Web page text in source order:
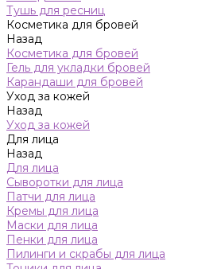
Тушь для ресниц
Косметика для бровей
Назад
Косметика для бровей
Гель для укладки бровей
Карандаши для бровей
Уход за кожей
Назад
Уход за кожей
Для лица
Назад
Для лица
Сыворотки для лица
Патчи для лица
Кремы для лица
Маски для лица
Пенки для лица
Пилинги и скрабы для лица